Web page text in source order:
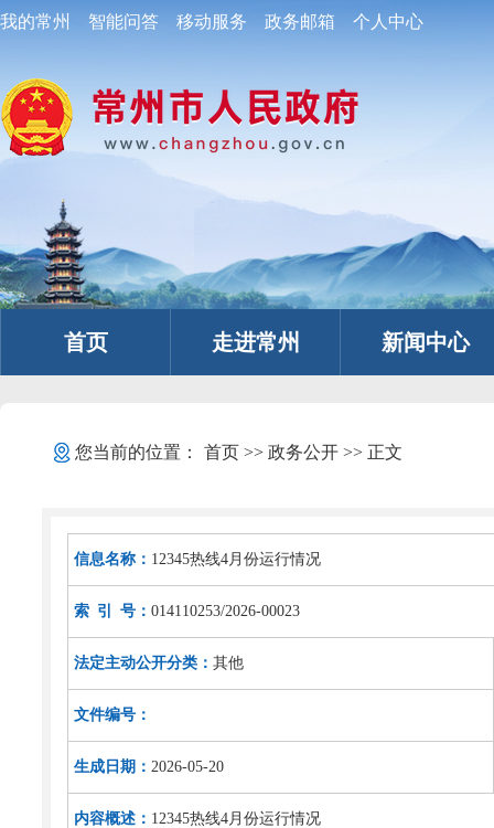
我的常州 智能问答 移动服务 政务邮箱 个人中心
首页 走进常州 新闻中心
您当前的位置： 首页>> 政务公开>> 正文
信息名称： 12345热线4月份运行情况
索 引 号： 014110253/2026-00023
法定主动公开分类： 其他
文件编号：
生成日期： 2026-05-20
内容概述： 12345热线4月份运行情况